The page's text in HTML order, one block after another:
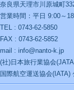
奈良県天理市川原城町
営業時間：平日 9:00～
TEL : 0743-62-5850
FAX : 0743-62-5852
mail : info@nanto-k.jp
(社)日本旅行業協会
国際航空運送協会(IATA)